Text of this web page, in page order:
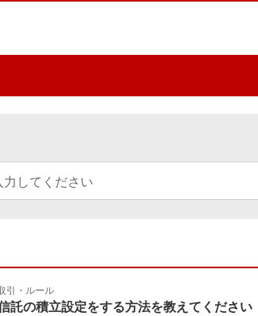
引・ルール
託の積立設定をする方法を教えてください